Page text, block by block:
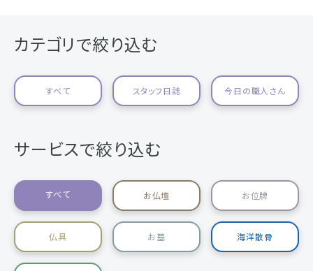
カテゴリで絞り込む
すべて スタッフ日誌 今日の職人さん
サービスで絞り込む
すべて お仏壇 お位牌
仏具 お墓 海洋散骨